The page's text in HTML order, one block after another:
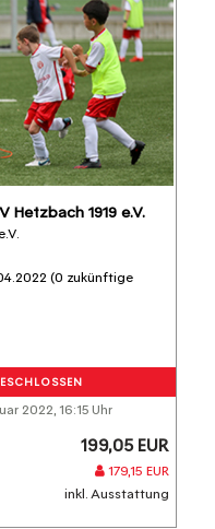
Hetzbach 1919 e.V.
(0 zukünftige
2022, 16:15 Uhr
199,05 EUR
179,15 EUR
inkl. Ausstattung